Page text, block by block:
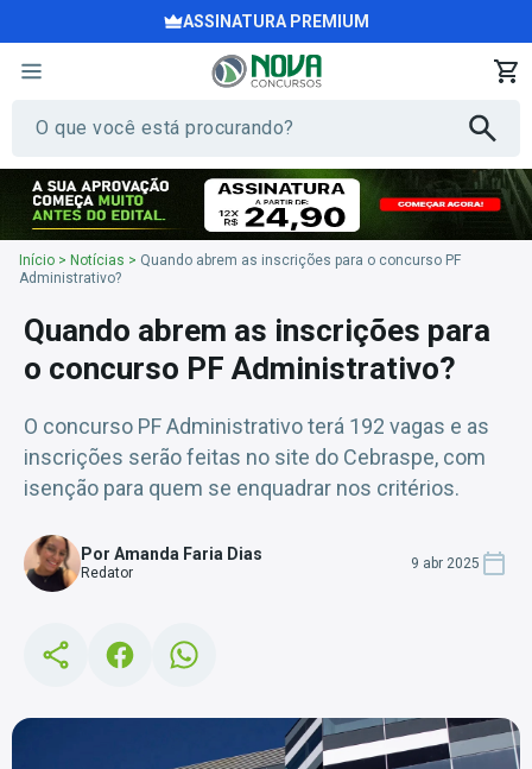
ASSINATURA PREMIUM
Início > Notícias > Quando abrem as inscrições para o concurso PF
Administrativo?
Quando abrem as inscrições para
o concurso PF Administrativo?
O concurso PF Administrativo terá 192 vagas e as
inscrições serão feitas no site do Cebraspe, com
isenção para quem se enquadrar nos critérios.
Por Amanda Faria Dias
Redator
9 abr 2025